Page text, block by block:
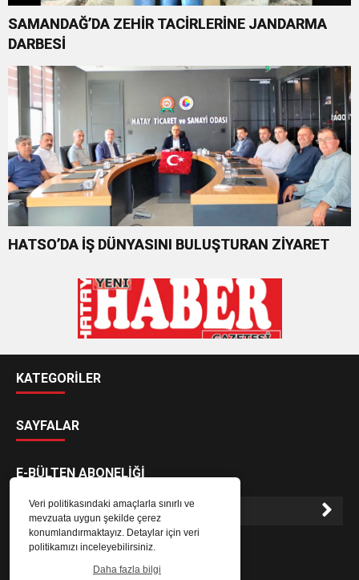
Veri politikasındaki amaçlarla sınırlı ve
mevzuata uygun şekilde çerez
konumlandırmaktayız. Detaylar için veri
politikamızı inceleyebilirsiniz.
Daha fazla bilgi
SAMANDAĞ’DA ZEHİR TACİRLERİNE JANDARMA
DARBESİ
HATSO’DA İŞ DÜNYASINI BULUŞTURAN ZİYARET
KATEGORİLER
SAYFALAR
E-BÜLTEN ABONELİĞİ
E-Bülten aboneliği ile haberlere daha hızlı erişin.